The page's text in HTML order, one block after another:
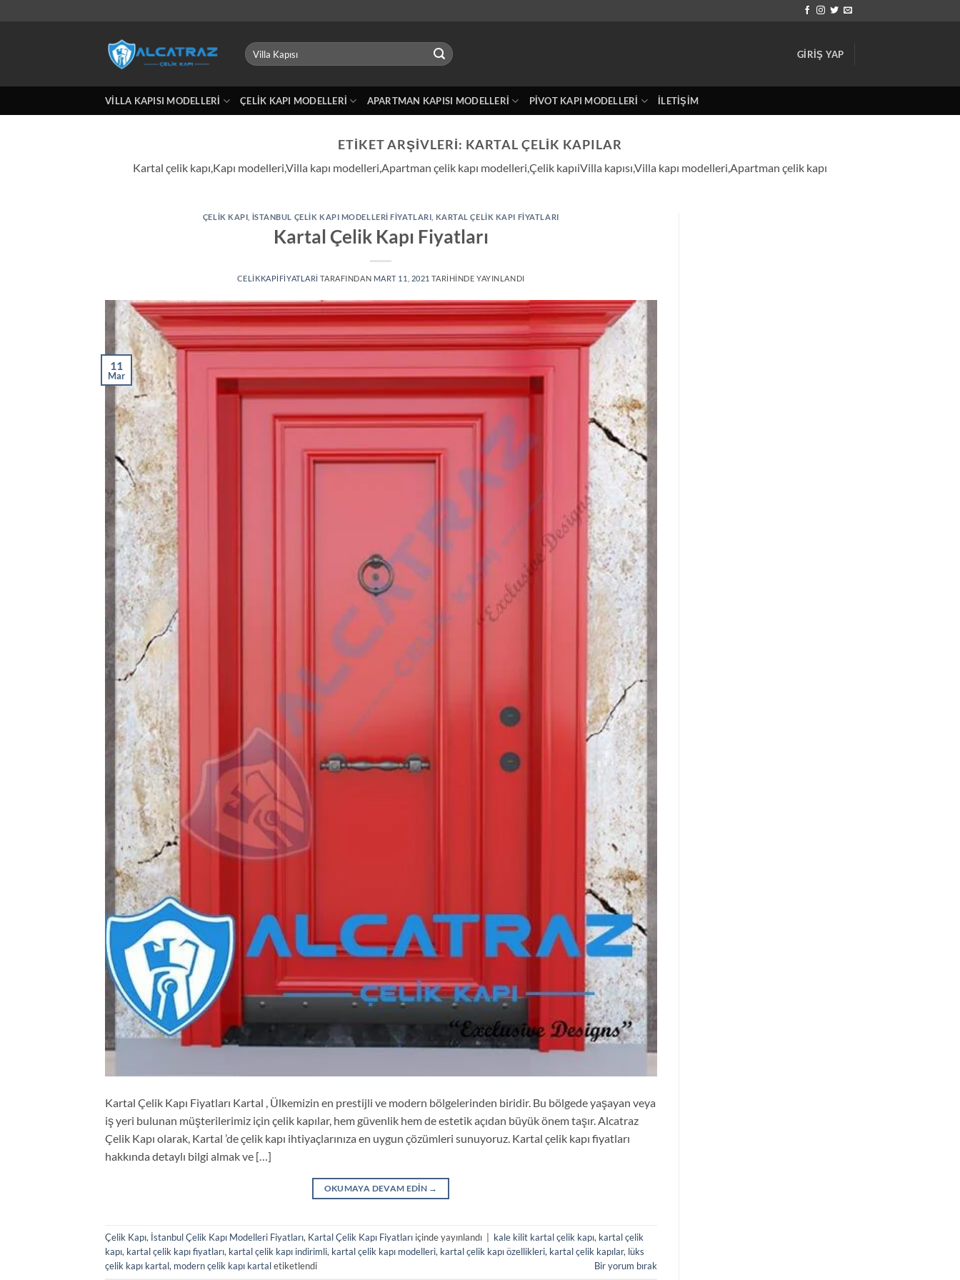
Ara:
GIRIŞ YAP
VILLA KAPISI MODELLERI ÇELIK KAPI MODELLERI APARTMAN KAPISI MODELLERI PIVOT KAPI MODELLERI İLETIŞIM
ETIKET ARŞIVLERI: KARTAL ÇELIK KAPILAR
Kartal çelik kapı,Kapı modelleri,Villa kapı modelleri,Apartman çelik kapı modelleri,Çelik kapıiVilla kapısı,Villa kapı modelleri,Apartman çelik kapı
ÇELIK KAPI İSTANBUL ÇELIK KAPI MODELLERI FIYATLARI KARTAL ÇELIK KAPI FIYATLARI
Kartal Çelik Kapı Fiyatları
CELIKKAPIFIYATLARI TARAFINDAN MART 11, 2021 TARIHINDE YAYINLANDI
11
Mar
Kartal Çelik Kapı Fiyatları Kartal , Ülkemizin en prestijli ve modern bölgelerinden biridir. Bu bölgede yaşayan veya
iş yeri bulunan müşterilerimiz için çelik kapılar, hem güvenlik hem de estetik açıdan büyük önem taşır. Alcatraz
Çelik Kapı olarak, Kartal ’de çelik kapı ihtiyaçlarınıza en uygun çözümleri sunuyoruz. Kartal çelik kapı fiyatları
hakkında detaylı bilgi almak ve […]
OKUMAYA DEVAM EDIN →
Çelik Kapı, İstanbul Çelik Kapı Modelleri Fiyatları, Kartal Çelik Kapı Fiyatları içinde yayınlandı kale kilit kartal çelik kapı, kartal çelik
kapı, kartal çelik kapı fiyatları, kartal çelik kapı indirimli, kartal çelik kapı modelleri, kartal çelik kapı özellikleri, kartal çelik kapılar, lüks
çelik kapı kartal, modern çelik kapı kartaletiketlendi Bir yorum bırak